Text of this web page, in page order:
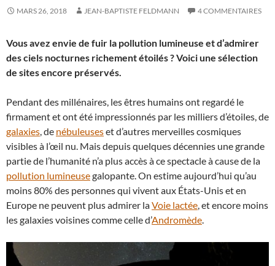
MARS 26, 2018 JEAN-BAPTISTE FELDMANN 4 COMMENTAIRES
Vous avez envie de fuir la pollution lumineuse et d’admirer
des ciels nocturnes richement étoilés ? Voici une sélection
de sites encore préservés.
Pendant des millénaires, les êtres humains ont regardé le
firmament et ont été impressionnés par les milliers d’étoiles, de
galaxies, de nébuleuseset d’autres merveilles cosmiques
visibles à l’œil nu. Mais depuis quelques décennies une grande
partie de l’humanité n’a plus accès à ce spectacle à cause de la
pollution lumineusegalopante. On estime aujourd’hui qu’au
moins 80% des personnes qui vivent aux États-Unis et en
Europe ne peuvent plus admirer laVoie lactée, et encore moins
les galaxies voisines comme celle d’Andromède.